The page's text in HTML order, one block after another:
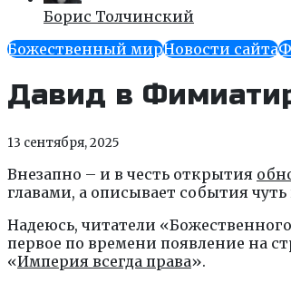
Борис Толчинский
Божественный мирНовости сайта
Давид в
13 сентября, 2025
Внезапно – и в честь открытия
главами, а описывает события
Надеюсь, читатели
первое по времени появление на
«Империя всегда права».